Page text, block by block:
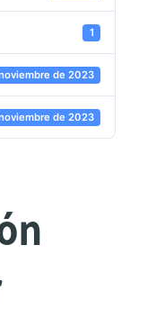
1
de 2023
de 2023